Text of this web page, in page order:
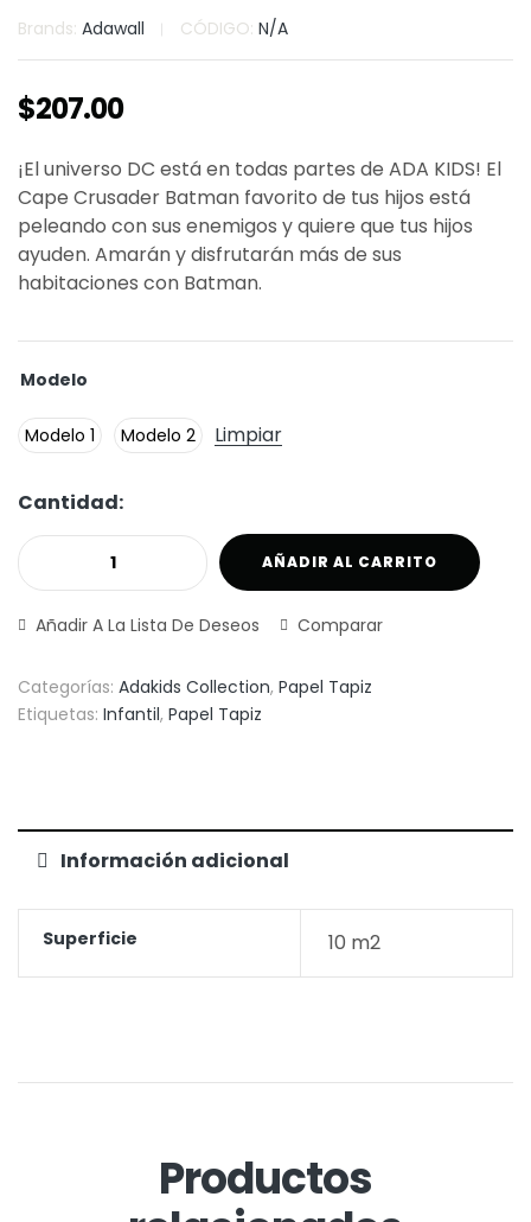
Brands: Adawall CÓDIGO: N/A
$207.00
¡El universo DC está en todas partes de ADA KIDS! El
Cape Crusader Batman favorito de tus hijos está
peleando con sus enemigos y quiere que tus hijos
ayuden. Amarán y disfrutarán más de sus
habitaciones con Batman.
Modelo
Modelo 1 Modelo 2 Limpiar
Cantidad:
AÑADIR AL CARRITO
Añadir A La Lista De Deseos Comparar
Categorías: Adakids Collection, Papel Tapiz
Etiquetas: Infantil, Papel Tapiz
Información adicional
Superficie 10 m2
Productos